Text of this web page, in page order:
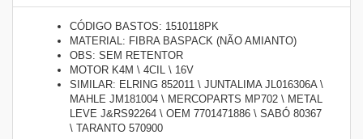
CÓDIGO BASTOS: 1510118PK
MATERIAL: FIBRA BASPACK (NÃO AMIANTO)
OBS: SEM RETENTOR
MOTOR K4M \ 4CIL \ 16V
SIMILAR: ELRING 852011 \ JUNTALIMA JL016306A \
MAHLE JM181004 \ MERCOPARTS MP702 \ METAL
LEVE J&RS92264 \ OEM 7701471886 \ SABÓ 80367
\ TARANTO 570900